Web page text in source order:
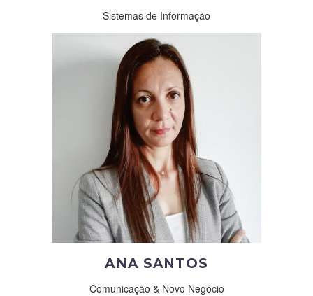
Sistemas de Informação
ANA SANTOS
Comunicação & Novo Negócio